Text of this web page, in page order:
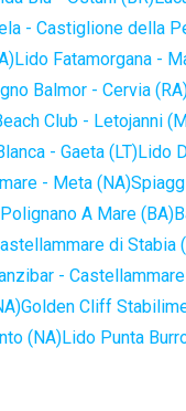
- Castiglione della
Lido Fatamorgana -
Balmor - Cervia
Club - Letojanni
- Gaeta (LT)Lido
- Meta (NA)
A Mare (BA)
di Stabia
-
Golden Cliff
(NA)Lido Punta